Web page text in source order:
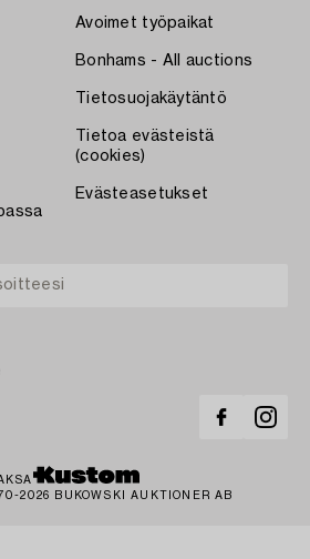
Avoimet työpaikat
Bonhams - All auctions
Tietosuojakäytäntö
Tietoa evästeistä
(cookies)
Evästeasetukset
2026 BUKOWSKI AUKTIONER AB